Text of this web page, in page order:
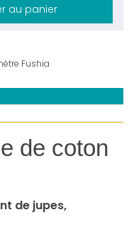
au panier
Fushia
de coton
de jupes,